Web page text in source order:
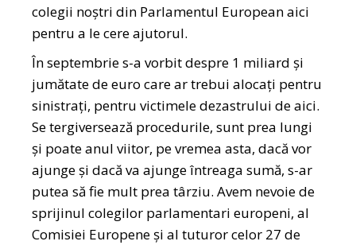
colegii noștri din Parlamentul European aici
pentru a le cere ajutorul.
În septembrie s-a vorbit despre 1 miliard și
jumătate de euro care ar trebui alocați pentru
sinistrați, pentru victimele dezastrului de aici.
Se tergiversează procedurile, sunt prea lungi
și poate anul viitor, pe vremea asta, dacă vor
ajunge și dacă va ajunge întreaga sumă, s-ar
putea să fie mult prea târziu. Avem nevoie de
sprijinul colegilor parlamentari europeni, al
Comisiei Europene și al tuturor celor 27 de